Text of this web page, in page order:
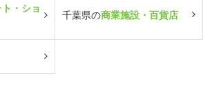
・ショ
千葉県の商業施設・百貨店